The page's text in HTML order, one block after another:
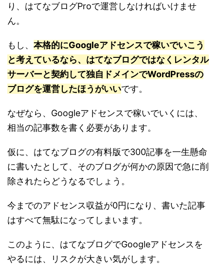
り、はてなブログProで運営しなければいけませ
ん。
もし、 本格的にGoogleアドセンスで稼いでいこう
と考えているなら、はてなブログではなくレンタル
サーバーと契約して独自ドメインでWordPressの
ブログを運営したほうがいいです。
なぜなら、Googleアドセンスで稼いでいくには、
相当の記事数を書く必要があります。
仮に、はてなブログの有料版で300記事を一生懸命
に書いたとして、そのブログが何かの原因で急に削
除されたらどうなるでしょう。
今までのアドセンス収益が0円になり、書いた記事
はすべて無駄になってしまいます。
このように、はてなブログでGoogleアドセンスを
やるには、リスクが大きい気がします。